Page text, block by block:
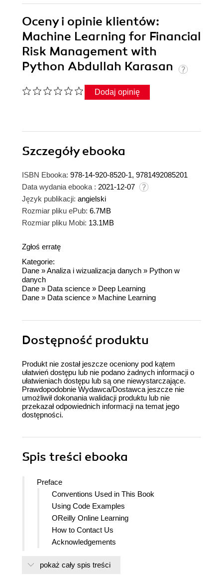
Oceny i opinie klientów:
Machine Learning for Financial
Risk Management with
Python Abdullah Karasan
Dodaj opinię
Szczegółyebooka
ISBN Ebooka: 978-14-920-8520-1, 9781492085201
Data wydania ebooka : 2021-12-07
Język publikacji: angielski
Rozmiar pliku ePub: 6.7MB
Rozmiar pliku Mobi: 13.1MB
Zgłoś erratę
Kategorie:
Dane »Analiza i wizualizacja danych » Python w
danych
Dane » Data science » Deep Learning
Dane » Data science » Machine Learning
Dostępność produktu
Produkt nie został jeszcze oceniony pod kątem
ułatwień dostępu lub nie podano żadnych informacji o
ułatwieniach dostępu lub są one niewystarczające.
Prawdopodobnie Wydawca/Dostawca jeszcze nie
umożliwił dokonania walidacji produktu lub nie
przekazał odpowiednich informacji na temat jego
dostępności.
Spis treści ebooka
Preface
Conventions Used in This Book
Using Code Examples
OReilly Online Learning
How to Contact Us
Acknowledgements
1. Fundamentals of Risk Management
pokaż cały spis treści